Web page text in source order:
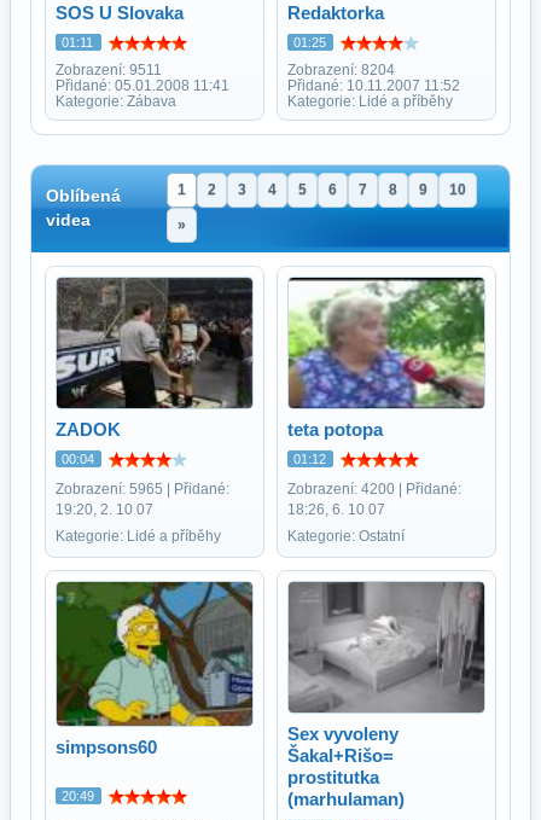
SOS U Slovaka
01:11
Zobrazení: 9511
Přidané: 05.01.2008 11:41
Kategorie: Zábava
Redaktorka
01:25
Zobrazení: 8204
Přidané: 10.11.2007 11:52
Kategorie: Lidé a příběhy
Oblíbená
videa
1 2 3 4 5 6 7 8 9 10
»
ZADOK
00:04
Zobrazení: 5965 | Přidané:
19:20, 2. 10 07
Kategorie: Lidé a příběhy
teta potopa
01:12
Zobrazení: 4200 | Přidané:
18:26, 6. 10 07
Kategorie: Ostatní
simpsons60
20:49
Sex vyvoleny
Šakal+Rišo=
prostitutka
(marhulaman)